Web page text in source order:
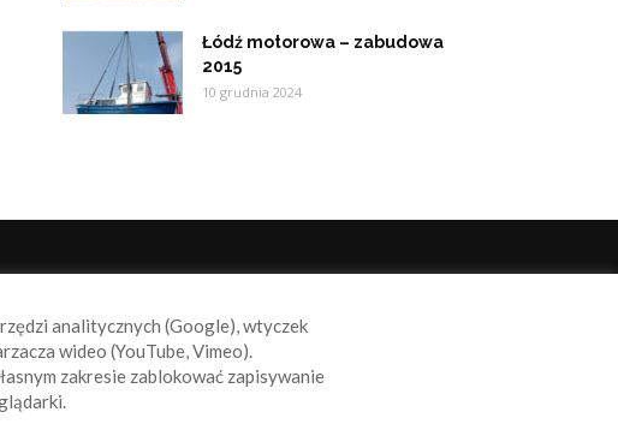
Łódź motorowa – zabudowa
2015
10 grudnia 2024
analitycznych (Google), wtyczek
wideo (YouTube, Vimeo).
zakresie zablokować zapisywanie